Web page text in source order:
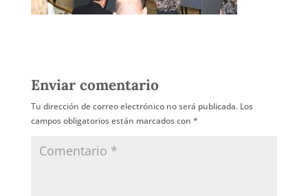
Enviar comentario
Tu dirección de correo electrónico no será publicada. Los
campos obligatorios están marcados con *